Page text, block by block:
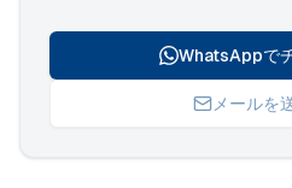
WhatsAppで
メールを